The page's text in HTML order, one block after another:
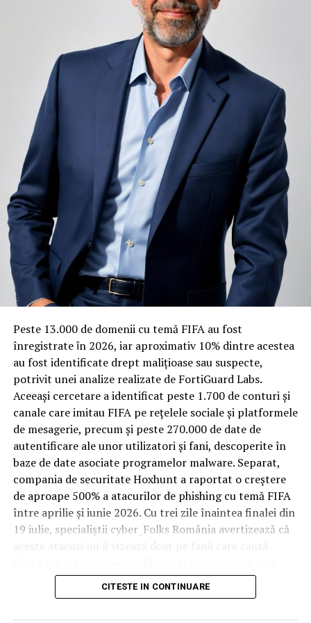
nemulțumiri semnalate de oaspeți în recenziile online,
chiar și la unități altfel apreciate pentru servicii și
locație. De multe ori, oaspeții nu identifică pardoseala
drept sursa reală a problemei, ci descriu simplu senzația
de spațiu zgomotos sau agitat.
Pardoseala joacă un rol important în absorbția acestor
sunete, mai ales în zonele de trecere frecventă dintre
cameră și baie sau dintre pat și fereastră. Un material cu
proprietăți fonoabsorbante bune reduce transmiterea
zgomotului către camerele vecine și către etajele
inferioare, un aspect esențial mai ales în clădirile mai
vechi, cu structuri care nu au fost proiectate inițial
pentru izolare fonică performantă.
Rotația rapidă a oaspeților cere
materiale rezistente
Spre diferență de o locuință obișnuită, o cameră de hotel
trece printr-un ciclu de utilizare intensă: oaspeți diferiți,
bagaje trase pe roți, curățenie zilnică, uneori mai multe
rezervări consecutive în aceeași săptămână. Această
frecvență ridicată de utilizare pune presiune reală pe
orice suprafață, iar pardoseala este printre primele
elemente afectate vizibil, mai ales în zona din jurul
patului și a ușii de acces.
În etapa de renovare sau construcție, administratorii
care iau în calcul mocheta trafic intens
pentru zonele
cu rotație mare reduc riscul de uzură prematură și de
decolorare vizibilă în punctele de trecere frecventă. Este
o decizie care ține mai puțin de stil și mai mult de
după primele sezoane de utilizare intensă.
Peste 13.000 de domenii cu temă FIFA au fost
înregistrate ȋn 2026, iar aproximativ 10% dintre acestea
au fost identificate drept malițioase sau suspecte,
potrivit unei analize realizate de FortiGuard Labs.
Aceeași cercetare a identificat peste 1.700 de conturi și
canale care imitau FIFA pe rețelele sociale și platformele
de mesagerie, precum și peste 270.000 de date de
autentificare ale unor utilizatori și fani, descoperite în
baze de date asociate programelor malware. Separat,
compania de securitate Hoxhunt a raportat o creștere
de aproape 500% a atacurilor de phishing cu temă FIFA
între aprilie și iunie 2026. Cu trei zile înaintea finalei din
19 iulie, specialiștii cyber_Folks România avertizează că
conturile, dispozitivele și infrastructura digitală
utilizate de angajați.
CITESTE IN CONTINUARE